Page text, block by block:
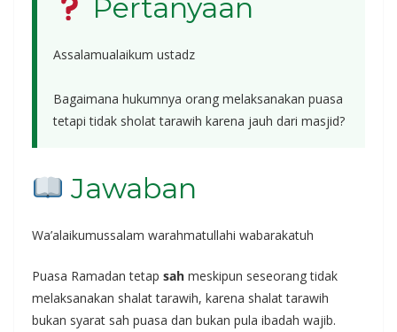
Pertanyaan
Assalamualaikum ustadz
Bagaimana hukumnya orang melaksanakan puasa
tetapi tidak sholat tarawih karena jauh dari masjid?
Jawaban
Wa’alaikumussalam warahmatullahi wabarakatuh
Puasa Ramadan tetap sah meskipun seseorang tidak
melaksanakan shalat tarawih, karena shalat tarawih
bukan syarat sah puasa dan bukan pula ibadah wajib.